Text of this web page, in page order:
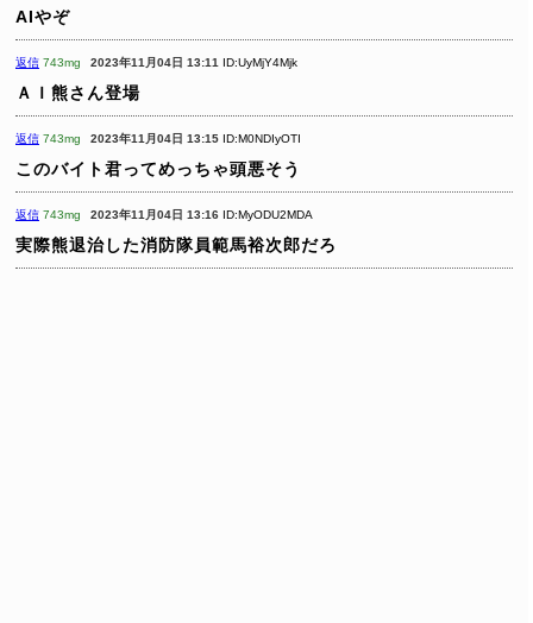
AIやぞ
返信 743mg 2023年11月04日 13:11 ID:UyMjY4Mjk
ＡＩ熊さん登場
返信 743mg 2023年11月04日 13:15 ID:M0NDIyOTI
このバイト君ってめっちゃ頭悪そう
返信 743mg 2023年11月04日 13:16 ID:MyODU2MDA
実際熊退治した消防隊員範馬裕次郎だろ